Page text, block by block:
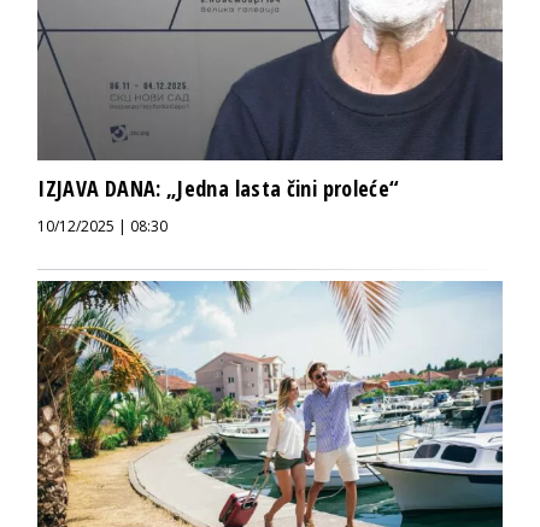
IZJAVA DANA: „Jedna lasta čini proleće“
10/12/2025 | 08:30